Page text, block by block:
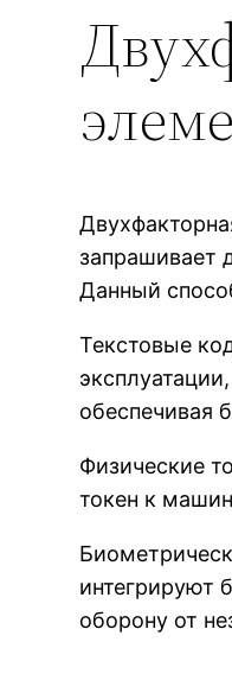
запрашивает
Данный
Текстовые
обеспечивая
Физические
токен к
интегрируют
оборону от